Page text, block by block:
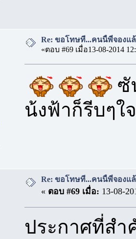
Re: ขอโทษที...คนนี้พี่จองแล้
«ตอบ #69 เมื่อ13-08-2014
ซั
น้งฟ้าก็รีบๆ
Re: ขอโทษที...คนนี้พี่จองแล้
« ตอบ #69 เมื่อ: 13-08-
ประกาศที่ส